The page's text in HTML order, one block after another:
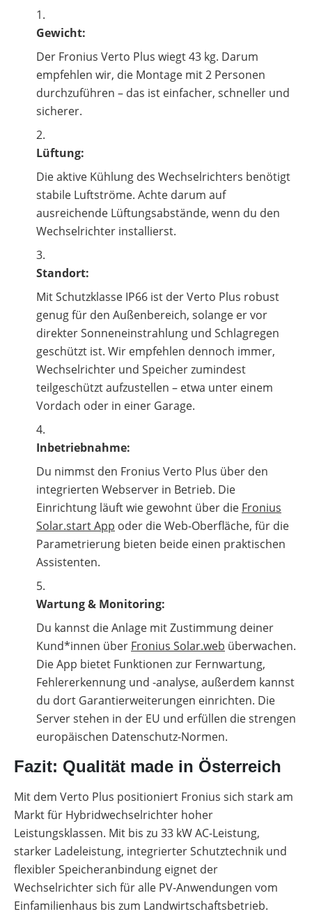
Gewicht:
Der Fronius Verto Plus wiegt 43 kg. Darum
empfehlen wir, die Montage mit 2 Personen
durchzuführen – das ist einfacher, schneller und
sicherer.
Lüftung:
Die aktive Kühlung des Wechselrichters benötigt
stabile Luftströme. Achte darum auf
ausreichende Lüftungsabstände, wenn du den
Wechselrichter installierst.
Standort:
Mit Schutzklasse IP66 ist der Verto Plus robust
genug für den Außenbereich, solange er vor
direkter Sonneneinstrahlung und Schlagregen
geschützt ist. Wir empfehlen dennoch immer,
Wechselrichter und Speicher zumindest
teilgeschützt aufzustellen – etwa unter einem
Vordach oder in einer Garage.
Inbetriebnahme:
Du nimmst den Fronius Verto Plus über den
integrierten Webserver in Betrieb. Die
Einrichtung läuft wie gewohnt über die Fronius
Solar.start App oder die Web-Oberfläche, für die
Parametrierung bieten beide einen praktischen
Assistenten.
Wartung & Monitoring:
Du kannst die Anlage mit Zustimmung deiner
Kund*innen über Fronius Solar.web überwachen.
Die App bietet Funktionen zur Fernwartung,
Fehlererkennung und -analyse, außerdem kannst
du dort Garantierweiterungen einrichten. Die
Server stehen in der EU und erfüllen die strengen
europäischen Datenschutz-Normen.
Fazit: Qualität made in Österreich
Mit dem Verto Plus positioniert Fronius sich stark am
Markt für Hybridwechselrichter hoher
Leistungsklassen. Mit bis zu 33 kW AC-Leistung,
starker Ladeleistung, integrierter Schutztechnik und
flexibler Speicheranbindung eignet der
Wechselrichter sich für alle PV-Anwendungen vom
Einfamilienhaus bis zum Landwirtschaftsbetrieb.